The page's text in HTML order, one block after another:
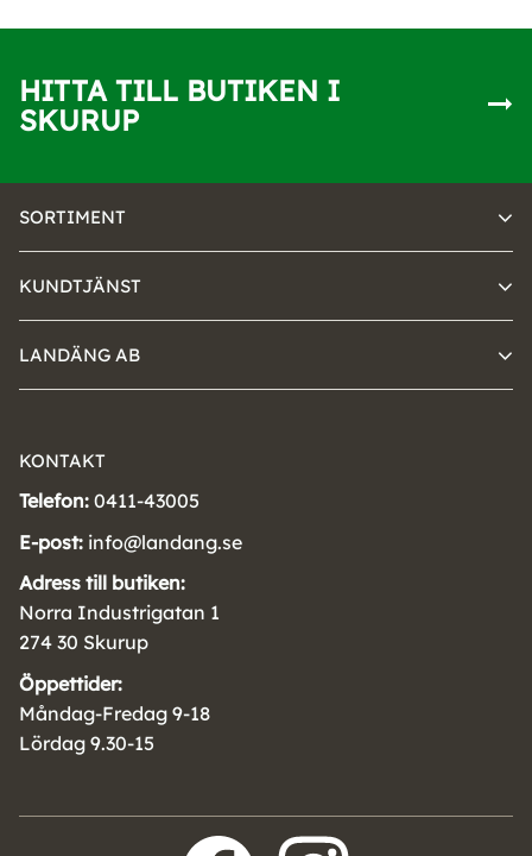
HITTA TILL BUTIKEN I
SKURUP
SORTIMENT
KUNDTJÄNST
LANDÄNG AB
KONTAKT
Telefon: 0411-43005
E-post: info@landang.se
Adress till butiken:
Norra Industrigatan 1
274 30 Skurup
Öppettider:
Måndag-Fredag 9-18
Lördag 9.30-15